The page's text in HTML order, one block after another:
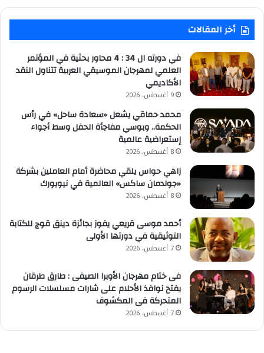
أخر المقالات
في دورته ال 34 : 4 محاور بحثية في المؤتمر
العلمي لمهرجان الموسيقي العربية تتناول النقد
الأكاديمي
9 أغسطس، 2026
محمد حماقي يشعل «سعادة ساحل» في رأس
الحكمة.. وبوسي مفاجأة الحفل وسط أجواء
إستعراضية عالمية
8 أغسطس، 2026
زاهي حواس يلقي محاضرة أمام العاملين بشركة
«جولدمان ساكس» العالمية في نيويورك
8 أغسطس، 2026
أحمد موسى قريعي يفوز بجائزة دينق قوج للكتابة
التوثيقية في دورتها الأولى
7 أغسطس، 2026
فى ختام مهرجان الأوبرا الصيفى : طارق طرقان
يفتح نوافذ الأحلام على شارات مسلسلات الرسوم
المتحركة فى المكشوف
7 أغسطس، 2026